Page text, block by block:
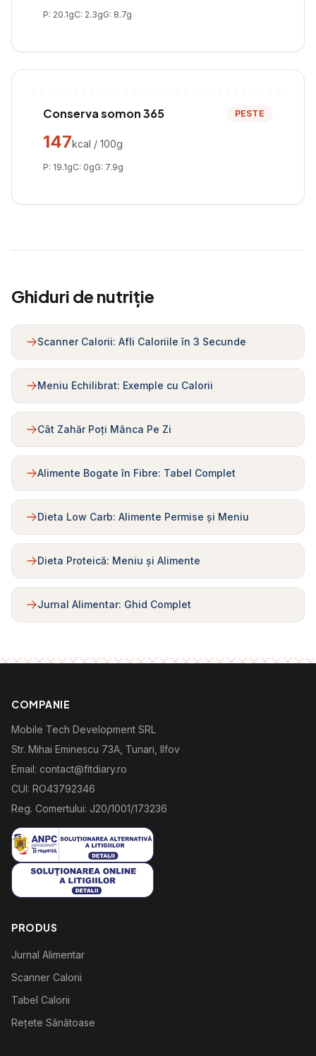
P: 20.1gC: 2.3gG: 8.7g
Conserva somon 365 PESTE
147kcal / 100g
P: 19.1gC: 0gG: 7.9g
Ghiduri de nutriție
Scanner Calorii: Afli Caloriile în 3 Secunde
Meniu Echilibrat: Exemple cu Calorii
Cât Zahăr Poți Mânca Pe Zi
Alimente Bogate în Fibre: Tabel Complet
Dieta Low Carb: Alimente Permise și Meniu
Dieta Proteică: Meniu și Alimente
Jurnal Alimentar: Ghid Complet
COMPANIE
Mobile Tech Development SRL
Str. Mihai Eminescu 73A, Tunari, Ilfov
Email: contact@fitdiary.ro
CUI: RO43792346
Reg. Comertului: J20/1001/173236
PRODUS
Jurnal Alimentar
Scanner Calorii
Tabel Calorii
Rețete Sănătoase